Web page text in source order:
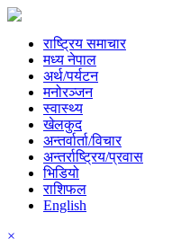
राष्ट्रिय समाचार
मध्य नेपाल
अर्थ/पर्यटन
मनोरञ्जन
स्वास्थ्य
खेलकुद
अन्तर्वार्ता/विचार
अन्तर्राष्ट्रिय/प्रवास
भिडियो
राशिफल
English
×